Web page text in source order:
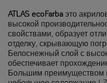
ATLAS ecoFarba это
высокой
свойствами, образует
отделку, скрывающую
Белоснежный слой с
обеспечивает
Большим преимуществом